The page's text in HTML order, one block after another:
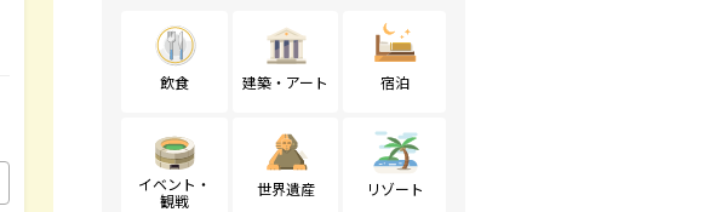
飲食 建築・アート 宿泊
イベント・
観戦
世界遺産 リゾート